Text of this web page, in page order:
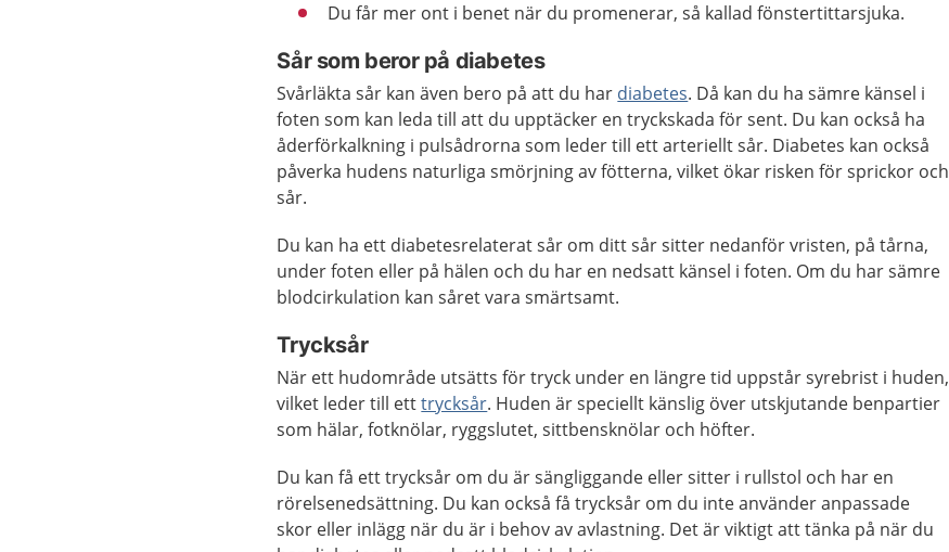
Du får mer ont i benet när du promenerar, så kallad fönstertittarsjuka.
Sår som beror på diabetes
Svårläkta sår kan även bero på att du har diabetes. Då kan du ha sämre känsel i
foten som kan leda till att du upptäcker en tryckskada för sent. Du kan också ha
åderförkalkning i pulsådrorna som leder till ett arteriellt sår. Diabetes kan också
påverka hudens naturliga smörjning av fötterna, vilket ökar risken för sprickor och
sår.
Du kan ha ett diabetesrelaterat sår om ditt sår sitter nedanför vristen, på tårna,
under foten eller på hälen och du har en nedsatt känsel i foten. Om du har sämre
blodcirkulation kan såret vara smärtsamt.
Trycksår
När ett hudområde utsätts för tryck under en längre tid uppstår syrebrist i huden,
vilket leder till etttrycksår. Huden är speciellt känslig över utskjutande benpartier
som hälar, fotknölar, ryggslutet, sittbensknölar och höfter.
Du kan få ett trycksår om du är sängliggande eller sitter i rullstol och har en
rörelsenedsättning. Du kan också få trycksår om du inte använder anpassade
skor eller inlägg när du är i behov av avlastning. Det är viktigt att tänka på när du